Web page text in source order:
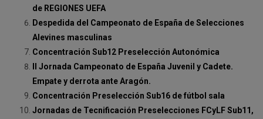
de REGIONES UEFA
Despedida del Campeonato de España de Selecciones
Alevines masculinas
Concentración Sub12 Preselección Autonómica
II Jornada Campeonato de España Juvenil y Cadete.
Empate y derrota ante Aragón.
Concentración Preselección Sub16 de fútbol sala
Jornadas de Tecnificación Preselecciones FCyLF Sub11,